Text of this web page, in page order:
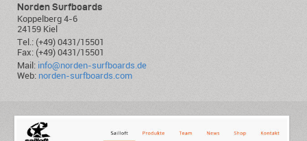
Norden Surfboards
Koppelberg 4-6
24159 Kiel
Tel.: (+49) 0431/15501
Fax: (+49) 0431/15501
Mail: info@norden-surfboards.de
Web: norden-surfboards.com